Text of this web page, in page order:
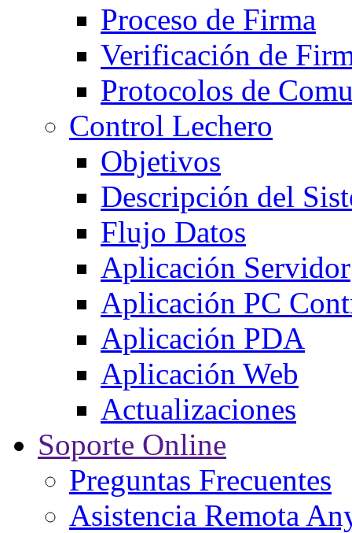
Proceso de Firma
Verificación de
Protocolos de
Control Lechero
Objetivos
Descripción del
Flujo Datos
Aplicación Servidor
Aplicación PC
Aplicación PDA
Aplicación Web
Actualizaciones
Soporte Online
Preguntas Frecuentes
Asistencia Remota